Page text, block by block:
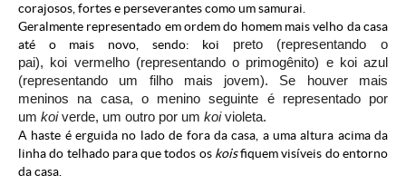
corajosos, fortes e perseverantes como um samurai.
Geralmente representado em ordem do homem mais velho da casa
até o mais novo, sendo: koi preto (representando o
pai), koi vermelho (representando o primogênito) e koi azul
(representando um filho mais jovem). Se houver mais
meninos na casa, o menino seguinte é representado por
um koi verde, um outro por um koi violeta.
A haste é erguida no lado de fora da casa, a uma altura acima da
linha do telhado para que todos os koisfiquem visíveis do entorno
da casa.